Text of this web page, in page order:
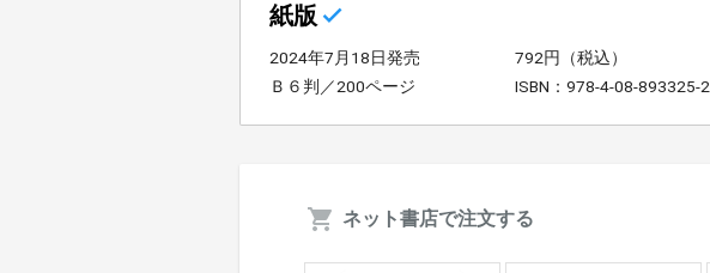
紙版
2024年7月18日発売
792円（税込）
Ｂ６判／200ページ
ISBN：978-4-08-893325-2
ネット書店で注文する